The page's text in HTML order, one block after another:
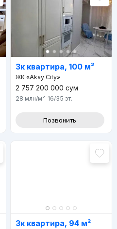
3к квартира, 100 м²
ЖК «Akay City»
2 757 200 000 сум
28 млн/м² 16/35 эт.
Позвонить
3к квартира, 94 м²